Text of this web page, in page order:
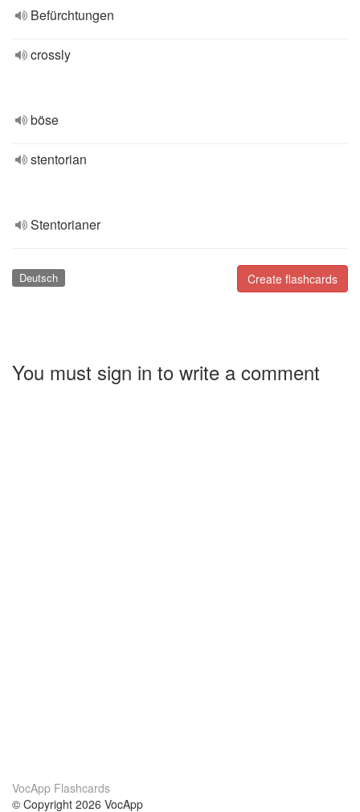
Befürchtungen
crossly
böse
stentorian
Stentorianer
Create flashcards
Deutsch
You must sign in to write a comment
VocApp Flashcards
© Copyright 2026 VocApp